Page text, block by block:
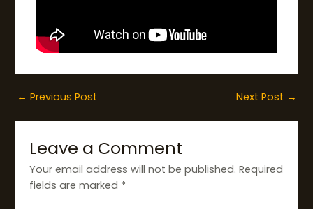
← Previous Post Next Post →
Leave a Comment
Your email address will not be published. Required
fields are marked *